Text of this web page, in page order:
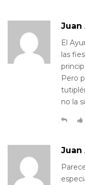
Juan
El
las
Pero
no la
Juan